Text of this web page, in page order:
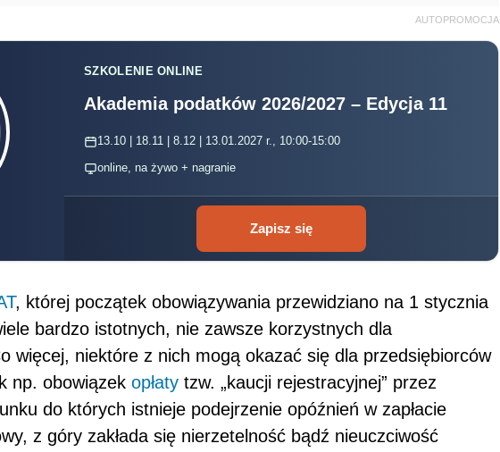
AUTOPROMOCJA
SZKOLENIE ONLINE
Akademia podatków 2026/2027 – Edycja 11
13.10 | 18.11 | 8.12 | 13.01.2027 r., 10:00-15:00
online, na żywo + nagranie
Zapisz się
, której początek obowiązywania przewidziano na 1 stycznia
bardzo istotnych, nie zawsze korzystnych dla
więcej, niektóre z nich mogą okazać się dla przedsiębiorców
np. obowiązek opłaty tzw. „kaucji rejestracyjnej” przez
do których istnieje podejrzenie opóźnień w zapłacie
z góry zakłada się nierzetelność bądź nieuczciwość